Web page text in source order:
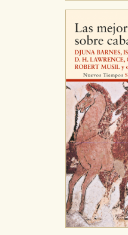
Cookies necesarias
Estas cookies son
web funcione y no es
nuestro sistema. Es
navegador, pero en
áreas de nuestra web
correctamente.
Cookies de
Estas cookies se
de navegación y
nuestro sitio web.
servicios para que no
vez que nos visita. La
tanto, es anónima.
Cookies de publicidad
Estas cookies son
publicitarios y se
relevante para sus
almacenan
que se basan en la
navegador y